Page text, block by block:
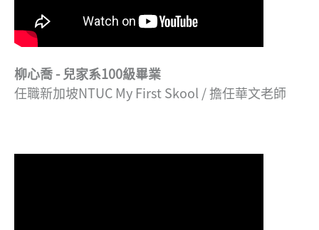
柳心喬 - 兒家系100級畢業
任職新加坡NTUC My First Skool / 擔任華文老師